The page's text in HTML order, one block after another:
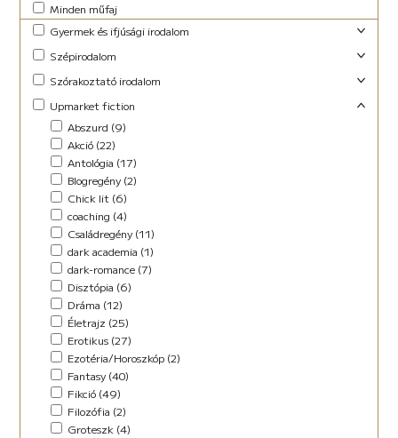
Minden műfaj
Gyermek és ifjúsági irodalom
Foglalkoztató (29)
Ifjúsági (Young Adult) (47)
Lányregény (7)
Mese (141)
New Adult (9)
Novella (4)
Vers (27)
Szépirodalom
Családregény (3)
Novella (10)
Regény (13)
Szociodráma (2)
Vers (36)
Szórakoztató irodalom
Akció (13)
Chick lit (4)
coaching (1)
Családregény (8)
Dark Fantasy (1)
Disztópia (4)
Életrajz (7)
Erotikus (14)
Ezotéria/Horoszkóp (3)
Fikció (46)
fun fiction (1)
Háború (2)
Horror (5)
Kaland (11)
Kisregény (10)
Lélektani regény (12)
Upmarket fiction
Abszurd (9)
Akció (22)
Antológia (17)
Blogregény (2)
Chick lit (6)
coaching (4)
Családregény (11)
dark academia (1)
dark-romance (7)
Disztópia (6)
Dráma (12)
Életrajz (25)
Erotikus (27)
Ezotéria/Horoszkóp (2)
Fantasy (40)
Fikció (49)
Filozófia (2)
Groteszk (4)